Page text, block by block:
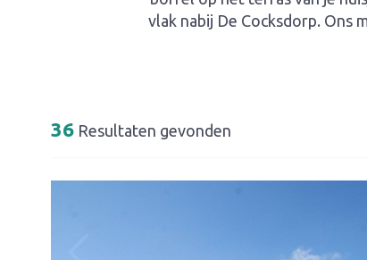
vlak nabij De Cocksdorp. Ons
36 Resultaten gevonden